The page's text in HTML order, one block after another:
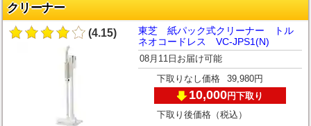
クリーナー
(4.15)
東芝 紙パック式クリーナー トル
ネオコードレス VC-JPS1(N)
08月11日お届け可能
下取りなし価格 39,980円
10,000円下取り
下取り後価格（税込）